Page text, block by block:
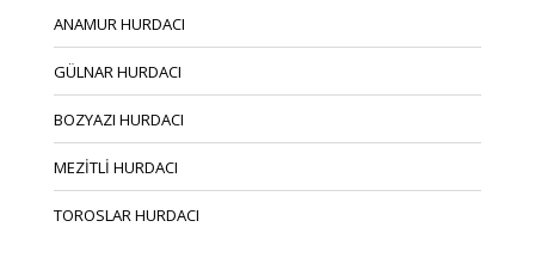
ANAMUR HURDACI
GÜLNAR HURDACI
BOZYAZI HURDACI
MEZİTLİ HURDACI
TOROSLAR HURDACI